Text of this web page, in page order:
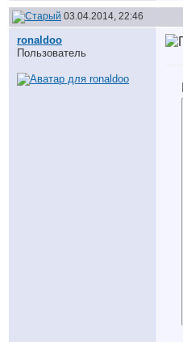
03.04.2014, 22:46
ronaldoo
Пользователь